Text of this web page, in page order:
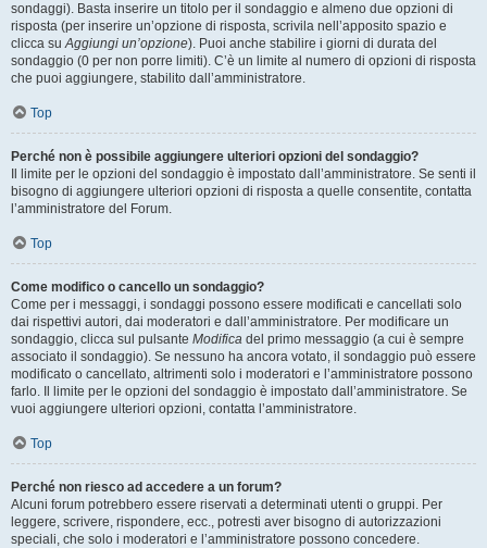
sondaggi). Basta inserire un titolo per il sondaggio e almeno due opzioni di
risposta (per inserire un’opzione di risposta, scrivila nell’apposito spazio e
clicca suAggiungi un’opzione). Puoi anche stabilire i giorni di durata del
sondaggio (0 per non porre limiti). C’è un limite al numero di opzioni di risposta
che puoi aggiungere, stabilito dall’amministratore.
Top
Perché non è possibile aggiungere ulteriori opzioni del sondaggio?
Il limite per le opzioni del sondaggio è impostato dall’amministratore. Se senti il
bisogno di aggiungere ulteriori opzioni di risposta a quelle consentite, contatta
l’amministratore del Forum.
Top
Come modifico o cancello un sondaggio?
Come per i messaggi, i sondaggi possono essere modificati e cancellati solo
dai rispettivi autori, dai moderatori e dall’amministratore. Per modificare un
sondaggio, clicca sul pulsante Modifica del primo messaggio (a cui è sempre
associato il sondaggio). Se nessuno ha ancora votato, il sondaggio può essere
modificato o cancellato, altrimenti solo i moderatori e l’amministratore possono
farlo. Il limite per le opzioni del sondaggio è impostato dall’amministratore. Se
vuoi aggiungere ulteriori opzioni, contatta l’amministratore.
Top
Perché non riesco ad accedere a un forum?
Alcuni forum potrebbero essere riservati a determinati utenti o gruppi. Per
leggere, scrivere, rispondere, ecc., potresti aver bisogno di autorizzazioni
speciali, che solo i moderatori e l’amministratore possono concedere.